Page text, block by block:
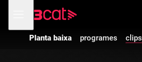
navegació
principal
menú
de
Planta baixa programes clips